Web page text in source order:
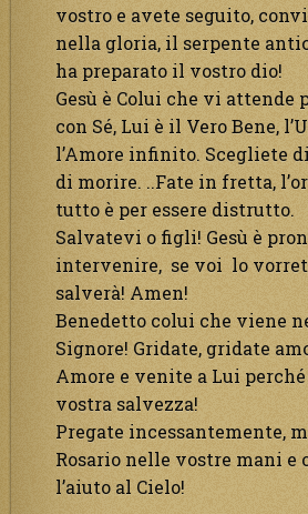
vostro e avete seguito,
nella gloria, il serpente
ha preparato il vostro dio!
Gesù è Colui che vi attende
con Sé, Lui è il Vero Bene,
l’Amore infinito. Scegliete
di morire. ..Fate in fretta,
tutto è per essere distrutto.
Salvatevi o figli! Gesù è
intervenire, se voi lo
salverà! Amen!
Benedetto colui che viene
Signore! Gridate, gridate
Amore e venite a Lui
vostra salvezza!
Pregate incessantemente,
Rosario nelle vostre mani e
l’aiuto al Cielo!